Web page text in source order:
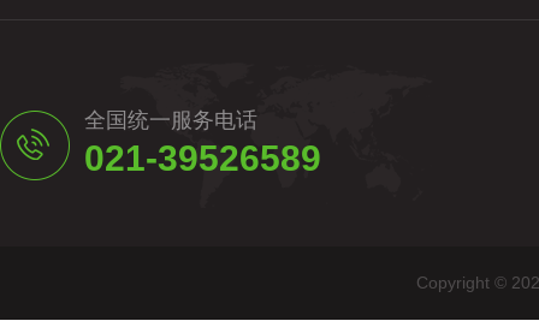
全国统一服务电话
021-39526589
Copyright ©